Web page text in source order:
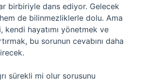
birbiriyle dans ediyor. Gelecek
de bilinmezliklerle dolu. Ama
kendi hayatımı yönetmek ve
bu sorunun cevabını daha
sürekli mi olur sorusunu